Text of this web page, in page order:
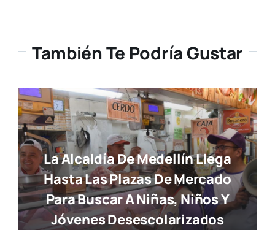
También Te Podría Gustar
La Alcaldía De Medellín Llega
Hasta Las Plazas De Mercado
Para Buscar A Niñas, Niños Y
Jóvenes Desescolarizados